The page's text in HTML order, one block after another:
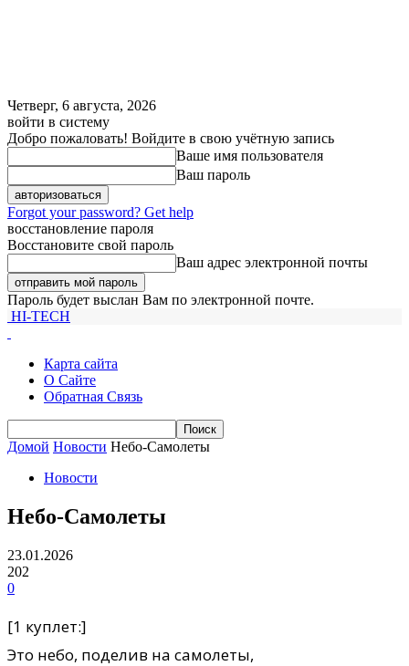
Четверг, 6 августа, 2026
войти в систему
Добро пожаловать! Войдите в свою учётную запись
Ваше имя пользователя
Ваш пароль
Forgot your password? Get help
восстановление пароля
Восстановите свой пароль
Ваш адрес электронной почты
Пароль будет выслан Вам по электронной почте.
HI-TECH
Карта сайта
О Сайте
Обратная Связь
Домой Новости Небо-Самолеты
Новости
Небо-Самолеты
23.01.2026
202
0
[1 куплет:]
Это небо, поделив на самолеты,